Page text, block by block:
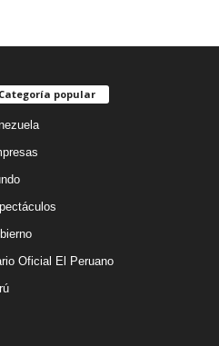
Categoría popular
Oficial El Peruano